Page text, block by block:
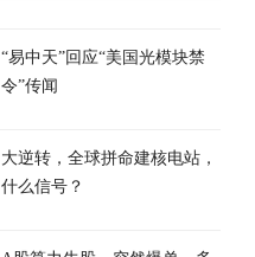
“易中天”回应“美国光模块禁
令”传闻
大逆转，全球拼命建核电站，
什么信号？